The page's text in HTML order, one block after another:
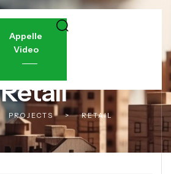
Appelle
Video
Retail
PROJECTS > RETAIL